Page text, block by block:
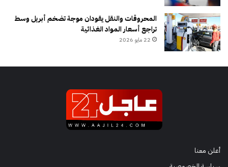
المحروقات والنقل يقودان موجة تضخم أبريل وسط
تراجع أسعار المواد الغذائية
22 مايو 2026
أعلن معنا